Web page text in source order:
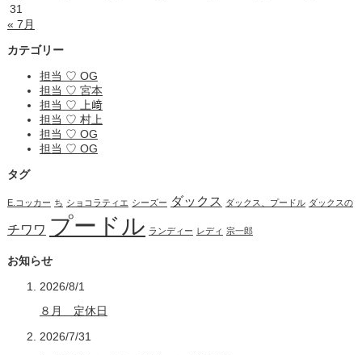
31
« 7月
カテゴリー
担当 ♡ OG
担当 ♡ 宮本
担当 ♡ 上﨑
担当 ♡ 村上
担当 ♡ OG
担当 ♡ OG
タグ
E.コッカー ち ショコラティエ シーズー ダックス ダックス、プードル ダックスの
チワワ プードル ランディー レディ 宗一郎
お知らせ
2026/8/1
８月 定休日
2026/7/31